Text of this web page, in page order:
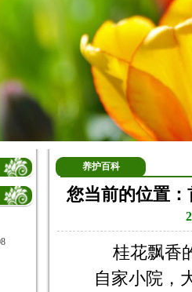
养护百科
您当前的位置：
桂花飘香
自家小院，